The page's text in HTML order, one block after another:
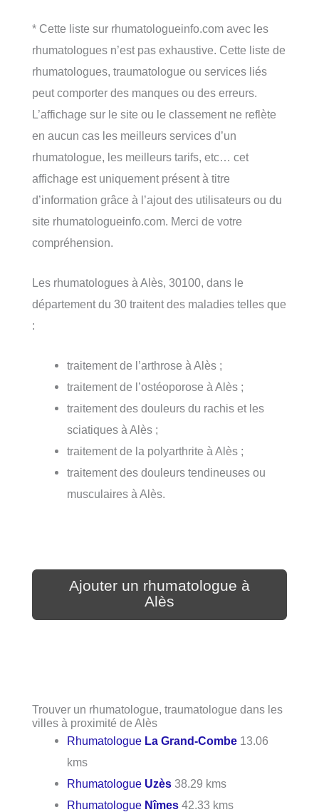
* Cette liste sur rhumatologueinfo.com avec les
rhumatologues n’est pas exhaustive. Cette liste de
rhumatologues, traumatologue ou services liés
peut comporter des manques ou des erreurs.
L’affichage sur le site ou le classement ne reflète
en aucun cas les meilleurs services d’un
rhumatologue, les meilleurs tarifs, etc… cet
affichage est uniquement présent à titre
d’information grâce à l’ajout des utilisateurs ou du
site rhumatologueinfo.com. Merci de votre
compréhension.
Les rhumatologues à Alès, 30100, dans le
département du 30 traitent des maladies telles que
:
traitement de l’arthrose à Alès ;
traitement de l’ostéoporose à Alès ;
traitement des douleurs du rachis et les
sciatiques à Alès ;
traitement de la polyarthrite à Alès ;
traitement des douleurs tendineuses ou
musculaires à Alès.
Ajouter un rhumatologue à
Alès
Trouver un rhumatologue, traumatologue dans les
villes à proximité de Alès
Rhumatologue La Grand-Combe 13.06
kms
Rhumatologue Uzès 38.29 kms
Rhumatologue Nîmes 42.33 kms